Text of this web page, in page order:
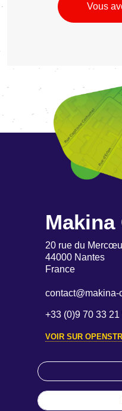
Vous
20 rue du
44000 Nantes
France
contact@makina-
+33 (0)9 70 33 21
VOIR SUR